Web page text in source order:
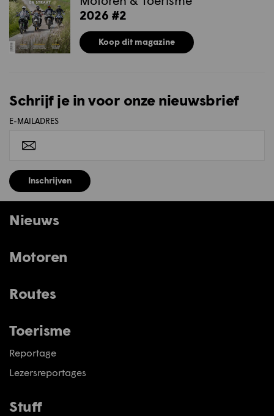
2026 #2
Koop dit magazine
Schrijf je in voor onze nieuwsbrief
E-MAILADRES
Inschrijven
Nieuws
Motoren
Routes
Toerisme
Reportage
Lezersreportages
Stuff